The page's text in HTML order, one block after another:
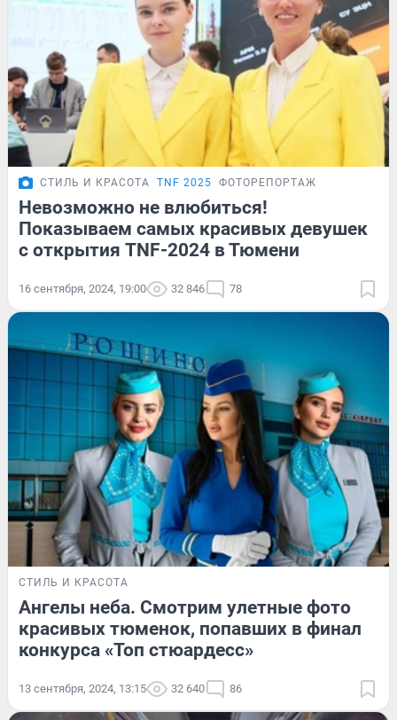
СТИЛЬ И КРАСОТА TNF 2025 ФОТОРЕПОРТАЖ
Невозможно не влюбиться!
Показываем самых красивых девушек
с открытия TNF-2024 в Тюмени
16 сентября, 2024, 19:00 32 846 78
СТИЛЬ И КРАСОТА
Ангелы неба. Смотрим улетные фото
красивых тюменок, попавших в финал
конкурса «Топ стюардесс»
13 сентября, 2024, 13:15 32 640 86